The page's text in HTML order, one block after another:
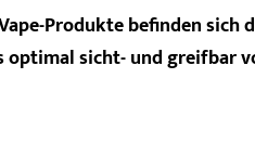
Produkte befinden sich
optimal sicht- und greifbar